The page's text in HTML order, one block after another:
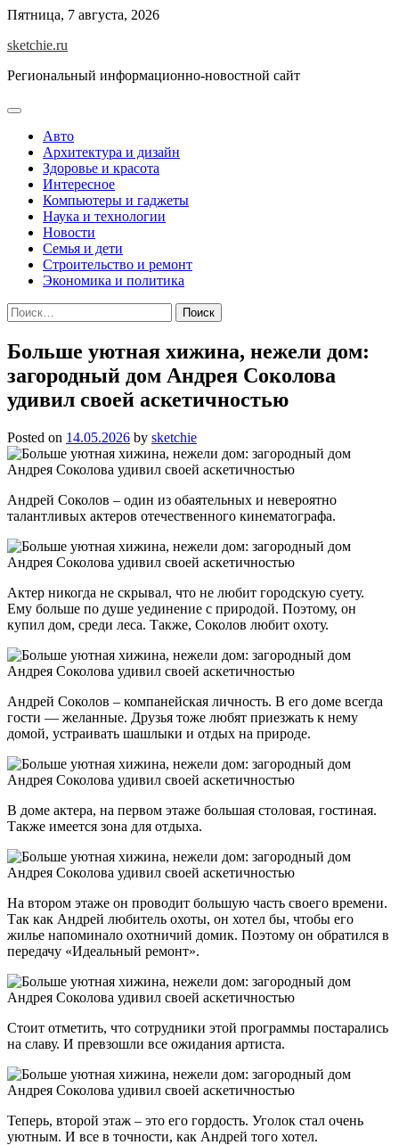
Skip
content
Пятница, 7 августа, 2026
sketchie.ru
Региональный информационно-новостной сайт
Авто
Архитектура и дизайн
Здоровье и красота
Интересное
Компьютеры и гаджеты
Наука и технологии
Новости
Семья и дети
Строительство и ремонт
Экономика и политика
Найти:
Больше уютная хижина, нежели дом:
загородный дом Андрея Соколова
удивил своей аскетичностью
Posted on 14.05.2026 by sketchie
Андрей Соколов – один из обаятельных и невероятно
талантливых актеров отечественного кинематографа.
Актер никогда не скрывал, что не любит городскую суету.
Ему больше по душе уединение с природой. Поэтому, он
купил дом, среди леса. Также, Соколов любит охоту.
Андрей Соколов – компанейская личность. В его доме всегда
гости — желанные. Друзья тоже любят приезжать к нему
домой, устраивать шашлыки и отдых на природе.
В доме актера, на первом этаже большая столовая, гостиная.
Также имеется зона для отдыха.
На втором этаже он проводит большую часть своего времени.
Так как Андрей любитель охоты, он хотел бы, чтобы его
жилье напоминало охотничий домик. Поэтому он обратился в
передачу «Идеальный ремонт».
Стоит отметить, что сотрудники этой программы постарались
на славу. И превзошли все ожидания артиста.
Теперь, второй этаж – это его гордость. Уголок стал очень
уютным. И все в точности, как Андрей того хотел.